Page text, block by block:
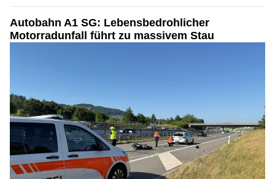
Autobahn A1 SG: Lebensbedrohlicher
Motorradunfall führt zu massivem Stau